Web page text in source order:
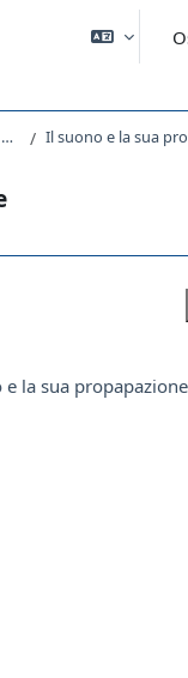
271MI - ELETTRONICA IV 2019
e la sua